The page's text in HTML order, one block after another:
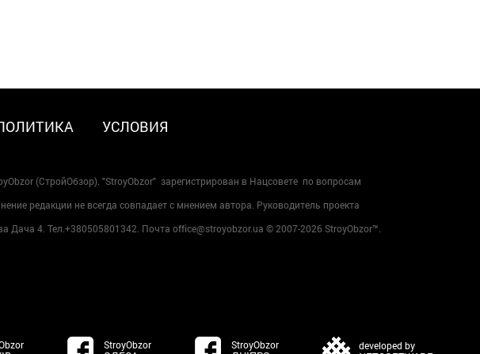
УСЛОВИЯ
(СтройОбзор). "StroyObzor" зарегистрирован в Нацсовете по вопросам
редакции не всегда совпадает с мнением автора. Руководитель проекта
Дача 4. Тел.+380505801342. Почта office@stroyobzor.ua © 2007-2026 StroyObzor™.
StroyObzor StroyObzor developed by